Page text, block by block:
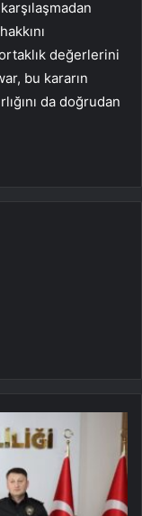
değerlerini
bu kararın
da doğrudan